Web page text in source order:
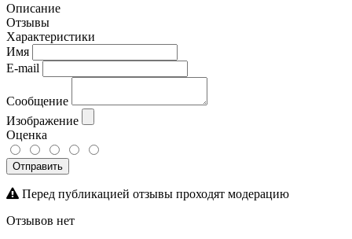
Описание
Отзывы
Характеристики
Имя
E-mail
Сообщение
Изображение
Оценка
Отправить
Перед публикацией отзывы проходят модерацию
Отзывов нет